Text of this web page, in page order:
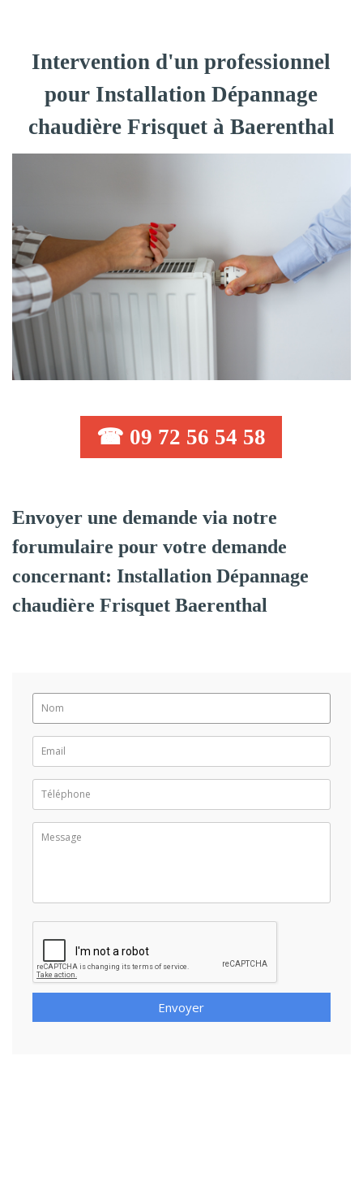
Intervention d'un professionnel
pour Installation Dépannage
chaudière Frisquet à Baerenthal
☎ 09 72 56 54 58
Envoyer une demande via notre
forumulaire pour votre demande
concernant: Installation Dépannage
chaudière Frisquet Baerenthal
Envoyer